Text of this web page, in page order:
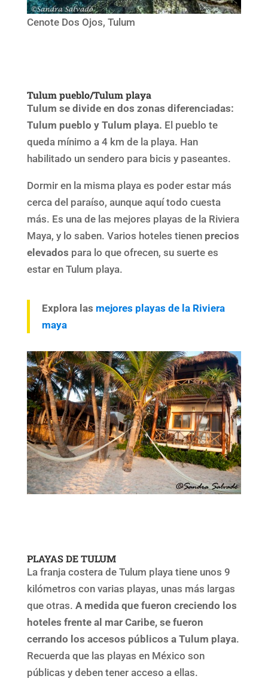
Cenote Dos Ojos, Tulum
Tulum pueblo/Tulum playa
Tulum se divide en dos zonas diferenciadas:
Tulum pueblo y Tulum playa. El pueblo te
queda mínimo a 4 km de la playa. Han
habilitado un sendero para bicis y paseantes.
Dormir en la misma playa es poder estar más
cerca del paraíso, aunque aquí todo cuesta
más. Es una de las mejores playas de la Riviera
Maya, y lo saben. Varios hoteles tienen precios
elevados para lo que ofrecen, su suerte es
estar en Tulum playa.
Explora las mejores playas de la Riviera
maya
PLAYAS DE TULUM
La franja costera de Tulum playa tiene unos 9
kilómetros con varias playas, unas más largas
que otras. A medida que fueron creciendo los
hoteles frente al mar Caribe, se fueron
cerrando los accesos públicos a Tulum playa.
Recuerda que las playas en México son
públicas y deben tener acceso a ellas.